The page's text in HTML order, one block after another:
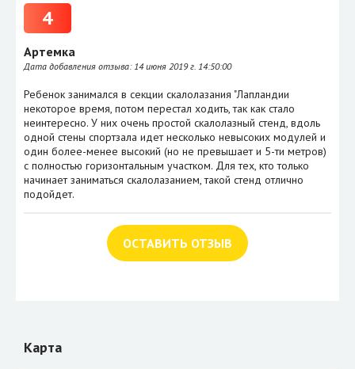
Артемка
Дата добавления отзыва:14 июня 2019 г. 14:50:00
4
Ребенок занимался в секции скалолазания "Лапландии
некоторое время, потом перестал ходить, так как стало
неинтересно. У них очень простой скалолазный стенд, вдоль
одной стены спортзала идет несколько невысоких модулей и
один более-менее высокий (но не превышает и 5-ти метров)
с полностью горизонтальным участком. Для тех, кто только
начинает заниматься скалолазанием, такой стенд отлично
подойдет.
ОСТАВИТЬ ОТЗЫВ
Карта